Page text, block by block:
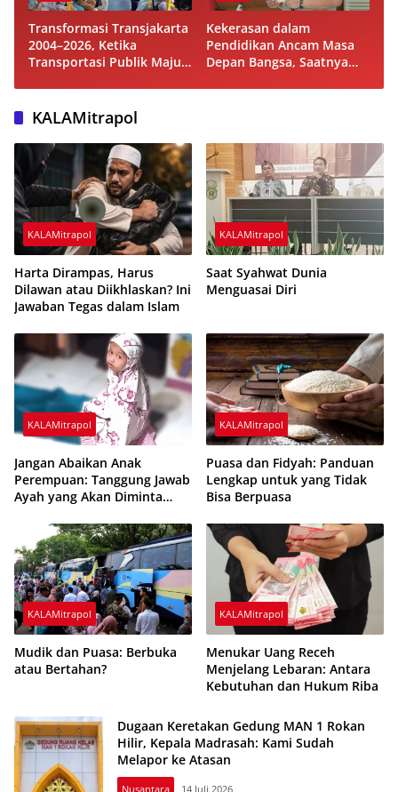
Transformasi Transjakarta
2004–2026, Ketika
Transportasi Publik Maju
Kekerasan dalam
Pendidikan Ancam Masa
Depan Bangsa, Saatnya
KALAMitrapol
KALAMitrapol
Harta Dirampas, Harus
Dilawan atau Diikhlaskan? Ini
Jawaban Tegas dalam Islam
KALAMitrapol
Saat Syahwat Dunia
Menguasai Diri
KALAMitrapol
Jangan Abaikan Anak
Perempuan: Tanggung Jawab
Ayah yang Akan Diminta
Akhirat
KALAMitrapol
Puasa dan Fidyah: Panduan
Lengkap untuk yang Tidak
Bisa Berpuasa
KALAMitrapol
Mudik dan Puasa: Berbuka
atau Bertahan?
KALAMitrapol
Menukar Uang Receh
Menjelang Lebaran: Antara
Kebutuhan dan Hukum Riba
Dugaan Keretakan Gedung MAN 1 Rokan
Hilir, Kepala Madrasah: Kami Sudah
Melapor ke Atasan
Nusantara 14 Juli 2026